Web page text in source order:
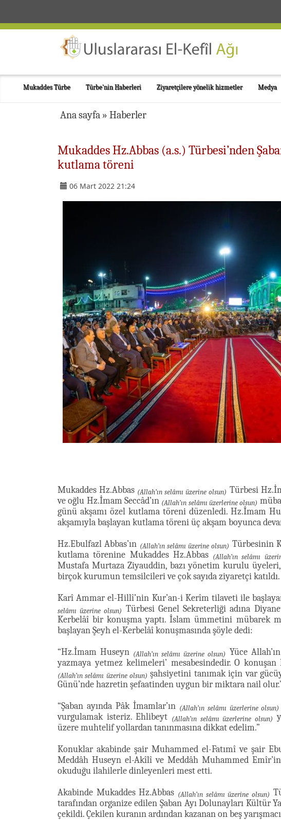
Mukaddes Türbe Türbe'nin Haberleri Ziyaretçilere yönelik hizmetler Medya
Ana sayfa » Haberler
Mukaddes Hz.Abbas (a.s.) Türbesi’nden
kutlama töreni
06 Mart 2022 21:24
Mukaddes Hz.Abbas (Allah’ın selâmı üzerine olsun) Türbesi
ve oğlu Hz.İmam Seccâd’ın (Allah’ın selâmı üzerlerine olsun)
günü akşamı özel kutlama töreni düzenledi. Hz.İmam
akşamıyla başlayan kutlama töreni üç akşam boyunca
Hz.Ebulfazl Abbas’ın (Allah’ın selâmı üzerine olsun) Türbesinin
kutlama törenine Mukaddes Hz.Abbas (Allah’ın selâmı
Mustafa Murtaza Ziyauddin, bazı yönetim kurulu
birçok kurumun temsilcileri ve çok sayıda ziyaretçi katıldı.
Karî Ammar el-Hillî’nin Kur’an-i Kerîm tilaveti ile
selâmı üzerine olsun) Türbesi Genel Sekreterliği adına
Kerbelâî bir konuşma yaptı. İslam ümmetini mübarek
başlayan Şeyh el-Kerbelâî konuşmasında şöyle dedi:
“Hz.İmam Huseyn (Allah’ın selâmı üzerine olsun) Yüce
yazmaya yetmez kelimeleri’ mesabesindedir. O konuşan
(Allah’ın selâmı üzerine olsun) şahsiyetini tanımak için var
Günü’nde hazretin şefaatinden uygun bir miktara nail
“Şaban ayında Pâk İmamlar’ın (Allah’ın selâmı üzerlerine olsun)
vurgulamak isteriz. Ehlibeyt (Allah’ın selâmı üzerlerine olsun)
üzere muhtelif yollardan tanınmasına dikkat edelim.”
Konuklar akabinde şair Muhammed el-Fatımî ve şair
Meddâh Huseyn el-Akîlî ve Meddâh Muhammed
okuduğu ilahilerle dinleyenleri mest etti.
Akabinde Mukaddes Hz.Abbas (Allah’ın selâmı üzerine olsun)
tarafından organize edilen Şaban Ayı Dolunayları Kültür
çekildi. Çekilen kuranın ardından kazanan on beş